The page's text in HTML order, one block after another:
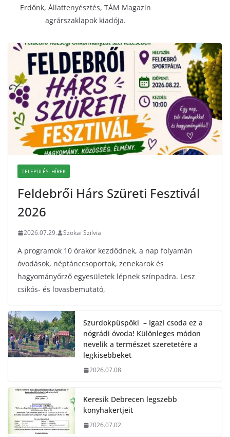
Erdőnk, Állattenyésztés, TÁM Magazin
agrárszaklapok kiadója.
TELEPÜLÉSI HÍREK
Feldebrői Hárs Szüreti Fesztivál
2026
2026.07.29. Szokai Szilvia
A programok 10 órakor kezdődnek, a nap folyamán
óvodások, néptánccsoportok, zenekarok és
hagyományőrző egyesületek lépnek színpadra. Lesz
csikós- és lovasbemutató,
Szurdokpüspöki – Igazi csoda ez a
nógrádi óvoda! Különleges módon
nevelik a természet szeretetére a
legkisebbeket
2026.07.08.
Keresik Debrecen legszebb
konyhakertjeit
2026.07.02.